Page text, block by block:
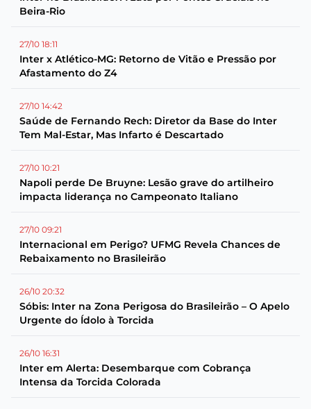
Beira-Rio
27/10 18:11
Inter x Atlético-MG: Retorno de Vitão e Pressão por
Afastamento do Z4
27/10 14:42
Saúde de Fernando Rech: Diretor da Base do Inter
Tem Mal-Estar, Mas Infarto é Descartado
27/10 10:21
Napoli perde De Bruyne: Lesão grave do artilheiro
impacta liderança no Campeonato Italiano
27/10 09:21
Internacional em Perigo? UFMG Revela Chances de
Rebaixamento no Brasileirão
26/10 20:32
Sóbis: Inter na Zona Perigosa do Brasileirão – O Apelo
Urgente do Ídolo à Torcida
26/10 16:31
Inter em Alerta: Desembarque com Cobrança
Intensa da Torcida Colorada